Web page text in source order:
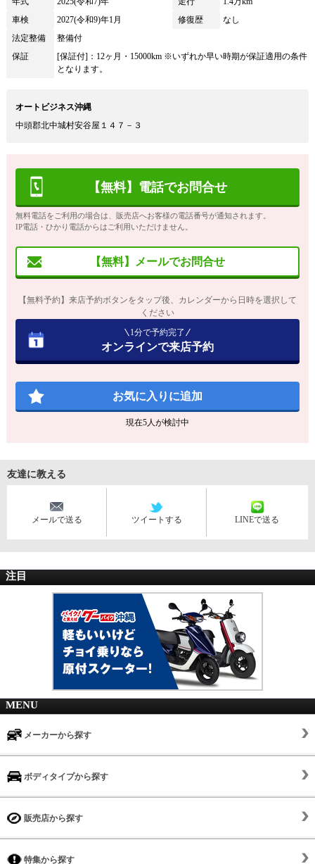
車検
2027(令和9)年1月 修復歴
なし
法定整備
整備付
保証
[保証付]：12ヶ月・15000km ※いずれか早い時期が保証適用の条件
となります。
オートビジネス沖縄
中頭郡北中城村安谷屋１４７－３
【無料】電話でお問合せ
無料電話をご利用の場合は、販売店へお客様の電話番号が通知されます。
IP電話・ひかり電話からはご利用いただけません。
【無料】メールでお問合せ
【無料予約】来店予約ボタンをタップ後、カレンダーから日時を選択して
ください
1分で予約完了
オンラインで来店予約
お気に入りに追加
現在5人が検討中
友達に教える
メールで送る ツイートする LINEで送る
注目
MENU
メーカーから探す
ボディタイプから探す
販売店から探す
特集から探す